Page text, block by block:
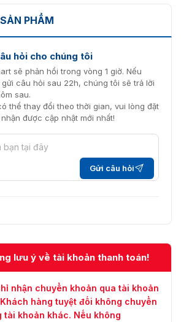
IP67
PHẨM
hỏi cho chúng tôi
sẽ phản hồi trong vòng 1 giờ. Nếu
gửi câu hỏi sau 22h, chúng tôi sẽ trả lời
sau.
thể thay đổi theo thời gian, vui lòng đặt
được cập nhật mới nhất!
Gửi câu hỏi
lưu ý về tài khoản thanh toán!
nhận chuyển khoản qua tài khoản
hàng tuyệt đối không chuyển
tài khoản khác. Nếu không